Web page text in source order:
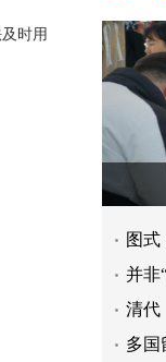
时用
图式
并非
清代
多国